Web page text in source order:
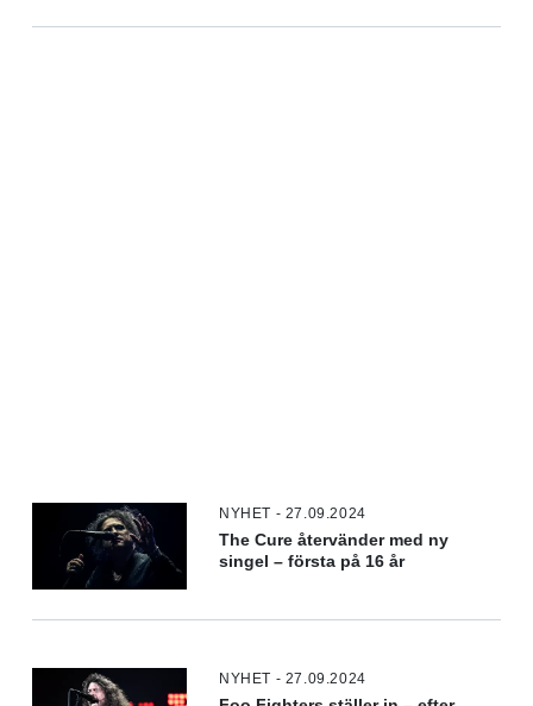
NYHET - 27.09.2024
The Cure återvänder med ny
singel – första på 16 år
NYHET - 27.09.2024